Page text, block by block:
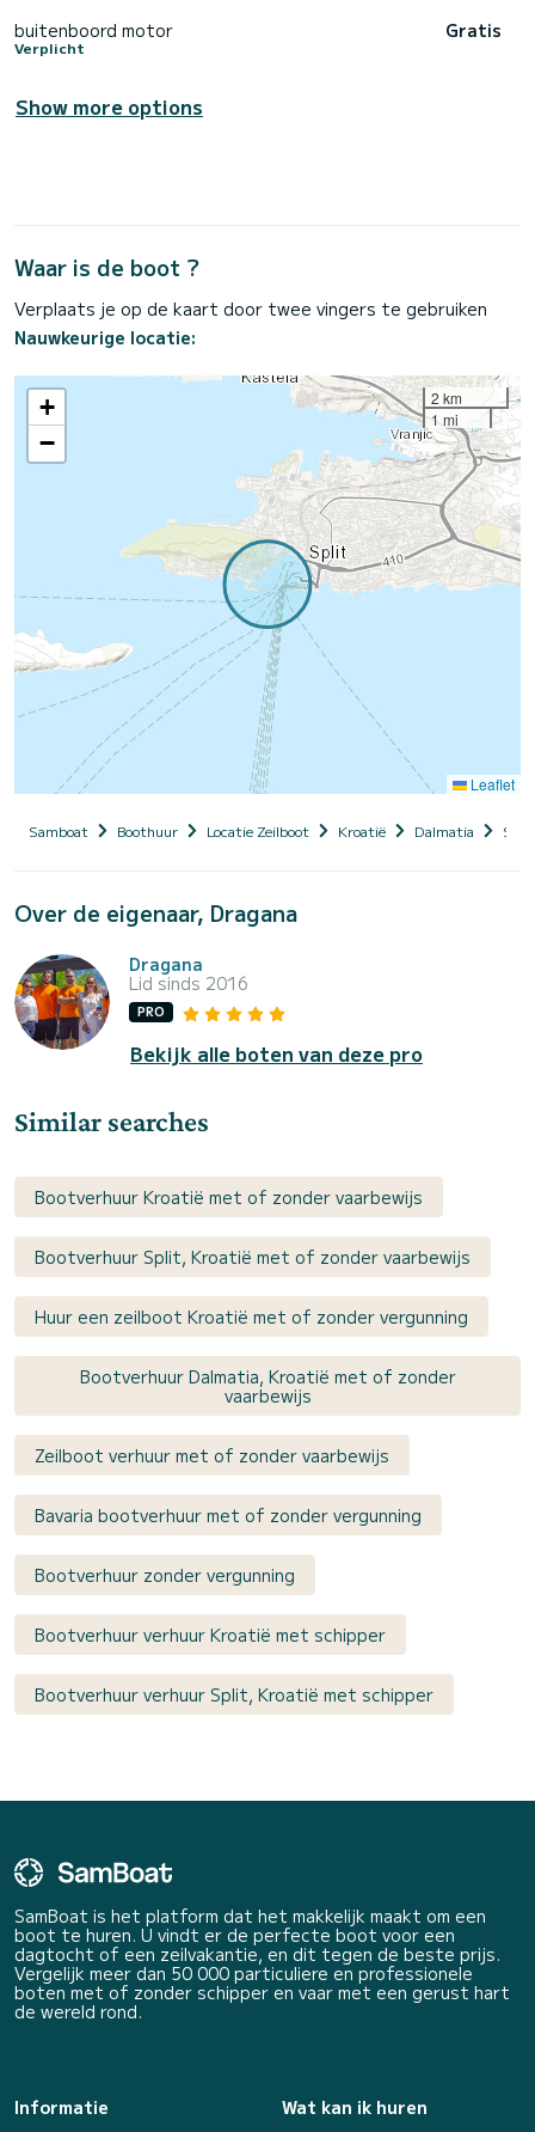
buitenboord motor
Verplicht
Gratis
Show more options
Waar is de boot ?
Verplaats je op de kaart door twee vingers te gebruiken
Nauwkeurige locatie:
+
−
2 km
1 mi
Leaflet
Samboat Boothuur Locatie Zeilboot Kroatië Dalmatia Split
Over de eigenaar, Dragana
Dragana
Lid sinds 2016
PRO
Bekijk alle boten van deze pro
Similar searches
Bootverhuur Kroatië met of zonder vaarbewijs
Bootverhuur Split, Kroatië met of zonder vaarbewijs
Huur een zeilboot Kroatië met of zonder vergunning
Bootverhuur Dalmatia, Kroatië met of zonder
vaarbewijs
Zeilboot verhuur met of zonder vaarbewijs
Bavaria bootverhuur met of zonder vergunning
Bootverhuur zonder vergunning
Bootverhuur verhuur Kroatië met schipper
Bootverhuur verhuur Split, Kroatië met schipper
SamBoat is het platform dat het makkelijk maakt om een
boot te huren. U vindt er de perfecte boot voor een
dagtocht of een zeilvakantie, en dit tegen de beste prijs.
Vergelijk meer dan 50 000 particuliere en professionele
boten met of zonder schipper en vaar met een gerust hart
de wereld rond.
Informatie
Wat kan ik huren